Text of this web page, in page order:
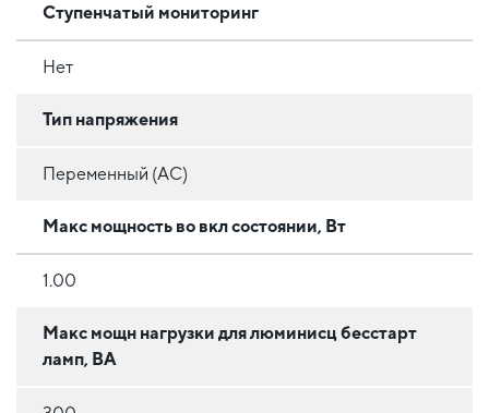
Ступенчатый мониторинг
Нет
Тип напряжения
Переменный (AC)
Макс мощность во вкл состоянии, Вт
1.00
Макс мощн нагрузки для люминисц бесстарт
ламп, ВА